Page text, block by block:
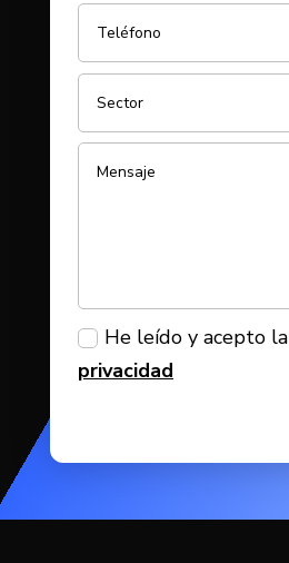
He leído y acepto la
privacidad